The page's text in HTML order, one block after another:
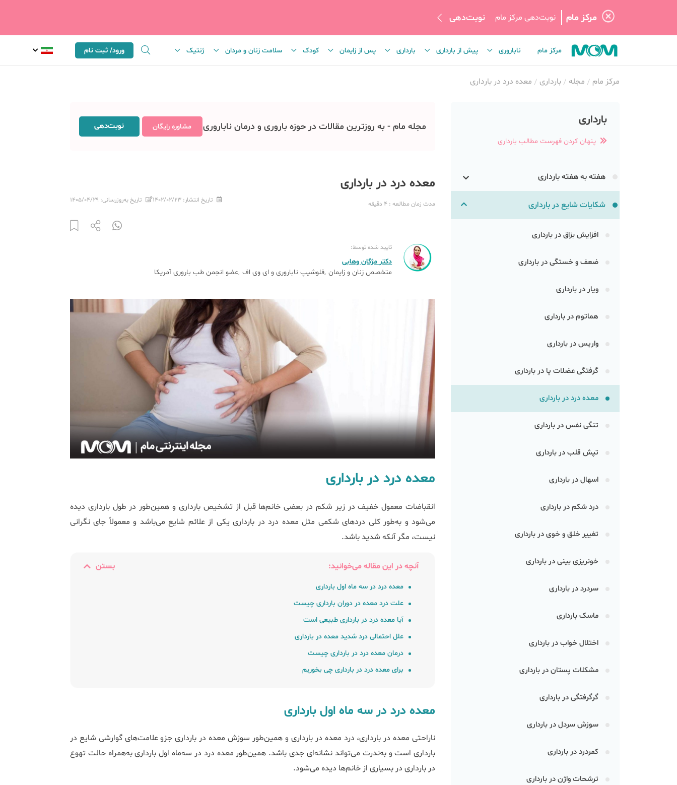
مرکز مام نوبت‌دهی مرکز مام نوبت‌دهی
مرکز مام ناباروری پیش از بارداری بارداری پس از زایمان کودک سلامت زنان و مردان ژنتیک ورود/ ثبت نام
مرکز مام مجله بارداری معده درد در بارداری
بارداری
پنهان کردن فهرست مطالب بارداری
هفته به هفته بارداری
شکایات شایع در بارداری
افزایش بزاق در بارداری
ضعف و خستگی در بارداری
ویار در بارداری
هماتوم در بارداری
واریس در بارداری
گرفتگی عضلات پا در بارداری
معده درد در بارداری
تنگی نفس در بارداری
تپش قلب در بارداری
اسهال در بارداری
درد شکم در بارداری
تغییر خلق و خوی در بارداری
خونریزی بینی در بارداری
سردرد در بارداری
ماسک بارداری
اختلال خواب در بارداری
مشکلات پستان در بارداری
گرگرفتگی در بارداری
سوزش سردل در بارداری
کمردرد در بارداری
ترشحات واژن در بارداری
مجله مام - به روزترین مقالات در حوزه باروری و درمان ناباروری مشاوره رایگان نوبت‌دهی
معده درد در بارداری
مدت زمان مطالعه: 4 دقیقه تاریخ انتشار:۱۴۰۲/۰۲/۲۳ تاریخ به‌روزرسانی: ۱۴۰۵/۰۴/۲۹
تایید شده توسط:
دکتر مژگان وهابی
متخصص زنان و زایمان فلوشیپ ناباروری و ای وی اف عضو انجمن طب باروری آمریکا
معده درد در بارداری
انقباضات معمول خفیف در زیر شکم در بعضی خانم‌ها قبل از تشخیص بارداری و همین‌طور در طول بارداری دیده
می‌شود و به‌طور کلی دردهای شکمی مثل معده درد در بارداری یکی از علائم شایع می‌باشد و معمولاً جای نگرانی
نیست، مگر آنکه شدید باشد.
آنچه در این مقاله می‌خوانید: بستن
معده درد در سه ماه اول بارداری
علت درد معده در دوران بارداری چیست
آیا معده درد در بارداری طبیعی است
علل احتمالی درد شدید معده در بارداری
درمان معده درد در بارداری چیست
برای معده درد در بارداری چی بخوریم
معده درد در سه ماه اول بارداری
ناراحتی معده در بارداری، درد معده در بارداری و همین‌طور سوزش معده در بارداری جزو علامت‌های گوارشی شایع در
بارداری است و به‌ندرت می‌تواند نشانه‌ای جدی باشد. همین‌طور معده درد در سه‌ماه اول بارداری به‌همراه حالت تهوع
در بارداری در بسیاری از خانم‌ها دیده می‌شود.